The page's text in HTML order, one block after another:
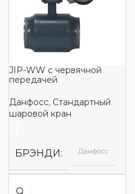
JIP-WW с червячной
передачей
Данфосс, Стандартный
шаровой кран
БРЭНДИ Данфосс